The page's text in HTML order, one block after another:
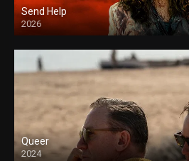
Send Help
2026
Queer
2024